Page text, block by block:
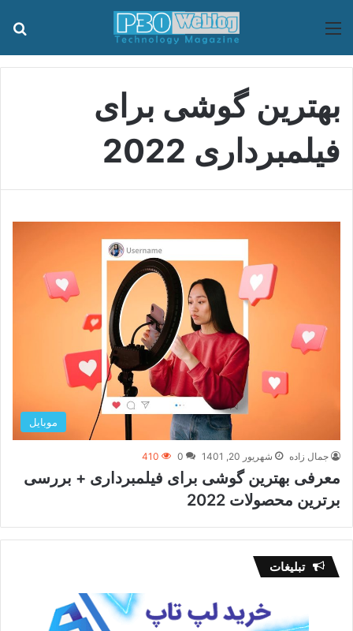
منو
بهترین گوشی برای
فیلمبرداری 2022
موبایل
جمال زاده شهریور 20, 1401 0
410
معرفی بهترین گوشی برای فیلمبرداری + بررسی
برترین محصولات 2022
تبلیغات